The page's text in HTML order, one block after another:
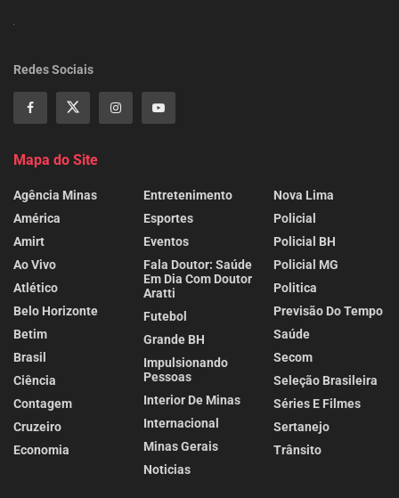
Redes Sociais
Mapa do Site
Agência Minas
América
Amirt
Ao Vivo
Atlético
Belo Horizonte
Betim
Brasil
Ciência
Contagem
Cruzeiro
Economia
Entretenimento
Esportes
Eventos
Fala Doutor: Saúde
Em Dia Com Doutor
Aratti
Futebol
Grande BH
Impulsionando
Pessoas
Interior De Minas
Internacional
Minas Gerais
Noticias
Nova Lima
Policial
Policial BH
Policial MG
Politica
Previsão Do Tempo
Saúde
Secom
Seleção Brasileira
Séries E Filmes
Sertanejo
Trânsito